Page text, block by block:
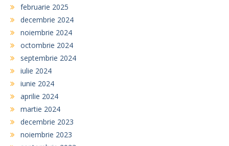
februarie 2025
decembrie 2024
noiembrie 2024
octombrie 2024
septembrie 2024
iulie 2024
iunie 2024
aprilie 2024
martie 2024
decembrie 2023
noiembrie 2023